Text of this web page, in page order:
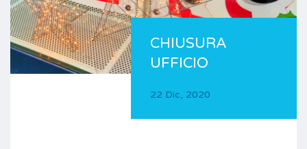
CHIUSURA
UFFICIO
22 Dic, 2020